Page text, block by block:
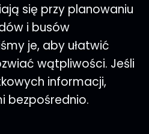
się przy planowaniu
i busów
je, aby ułatwić
wątpliwości. Jeśli
informacji,
bezpośrednio.